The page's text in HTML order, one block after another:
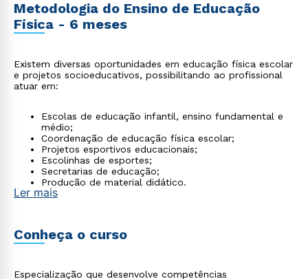
Metodologia do Ensino de Educação
Física - 6 meses
Existem diversas oportunidades em educação física escolar
e projetos socioeducativos, possibilitando ao profissional
atuar em:
Escolas de educação infantil, ensino fundamental e
médio;
Coordenação de educação física escolar;
Projetos esportivos educacionais;
Escolinhas de esportes;
Secretarias de educação;
Produção de material didático.
Ler mais
Conheça o curso
Especialização que desenvolve competências